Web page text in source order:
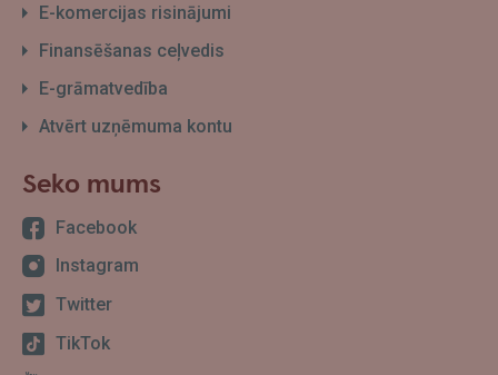
E-komercijas risinājumi
Finansēšanas ceļvedis
E-grāmatvedība
Atvērt uzņēmuma kontu
Seko mums
Facebook
Instagram
Twitter
TikTok